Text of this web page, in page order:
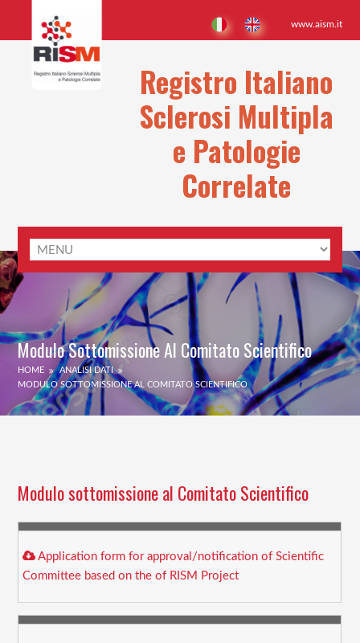
www.aism.it
Registro Italiano
Sclerosi Multipla
e Patologie
Correlate
Modulo Sottomissione Al Comitato Scientifico
HOME
ANALISI DATI
MODULO SOTTOMISSIONE AL COMITATO SCIENTIFICO
Modulo sottomissione al Comitato Scientifico
Application form for approval/notification of Scientific
Committee based on the of RISM Project